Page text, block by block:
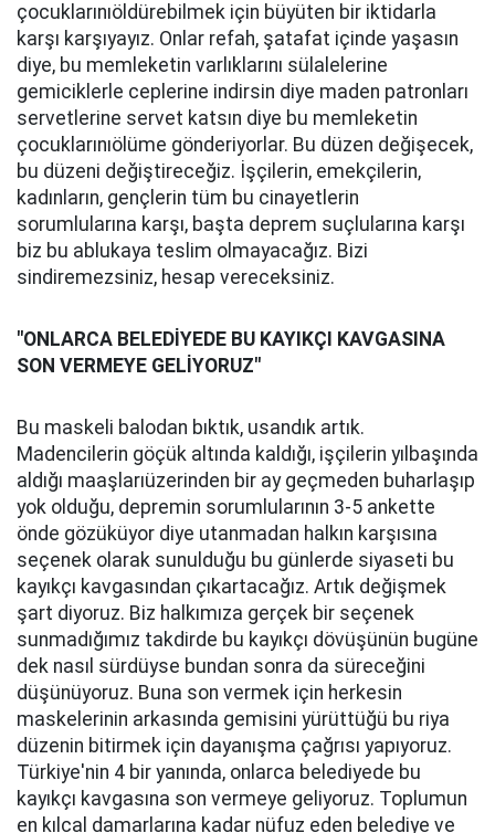
çocuklarınıöldürebilmek için büyüten bir iktidarla
karşı karşıyayız. Onlar refah, şatafat içinde yaşasın
diye, bu memleketin varlıklarını sülalelerine
gemiciklerle ceplerine indirsin diye maden patronları
servetlerine servet katsın diye bu memleketin
çocuklarınıölüme gönderiyorlar. Bu düzen değişecek,
bu düzeni değiştireceğiz. İşçilerin, emekçilerin,
kadınların, gençlerin tüm bu cinayetlerin
sorumlularına karşı, başta deprem suçlularına karşı
biz bu ablukaya teslim olmayacağız. Bizi
sindiremezsiniz, hesap vereceksiniz.
"ONLARCA BELEDİYEDE BU KAYIKÇI KAVGASINA
SON VERMEYE GELİYORUZ"
Bu maskeli balodan bıktık, usandık artık.
Madencilerin göçük altında kaldığı, işçilerin yılbaşında
aldığı maaşlarıüzerinden bir ay geçmeden buharlaşıp
yok olduğu, depremin sorumlularının 3-5 ankette
önde gözüküyor diye utanmadan halkın karşısına
seçenek olarak sunulduğu bu günlerde siyaseti bu
kayıkçı kavgasından çıkartacağız. Artık değişmek
şart diyoruz. Biz halkımıza gerçek bir seçenek
sunmadığımız takdirde bu kayıkçı dövüşünün bugüne
dek nasıl sürdüyse bundan sonra da süreceğini
düşünüyoruz. Buna son vermek için herkesin
maskelerinin arkasında gemisini yürüttüğü bu riya
düzenin bitirmek için dayanışma çağrısı yapıyoruz.
Türkiye'nin 4 bir yanında, onlarca belediyede bu
kayıkçı kavgasına son vermeye geliyoruz. Toplumun
en kılcal damarlarına kadar nüfuz eden belediye ve